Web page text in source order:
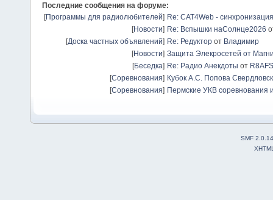
Последние сообщения на форуме:
[Программы для радиолюбителей] Re: CAT4Web -
[Новости] Re: Вспышки наСолнце2026
[Доска частных объявлений] Re: Редуктор от Владимир
[Новости] Защита Элекросетей от
[Беседка] Re: Радио Анекдоты от R8AFS
[Соревнования] Кубок А.С. Попова
[Соревнования] Пермские УКВ соревнования
SMF 2.0.14